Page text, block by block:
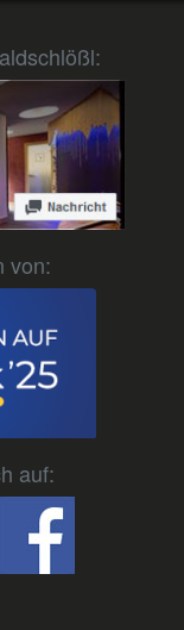
von:
auf: